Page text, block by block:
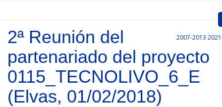
Presentación
Convocatorias
2007-2013
2ª Reunión del
partenariado del proyecto
0115_TECNOLIVO_6_E
(Elvas, 01/02/2018)